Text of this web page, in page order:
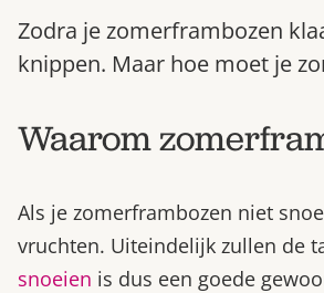
Zodra je zomerframbozen
knippen. Maar hoe moet je
Waarom
Als je zomerframbozen niet
vruchten. Uiteindelijk zullen de
snoeien is dus een goede